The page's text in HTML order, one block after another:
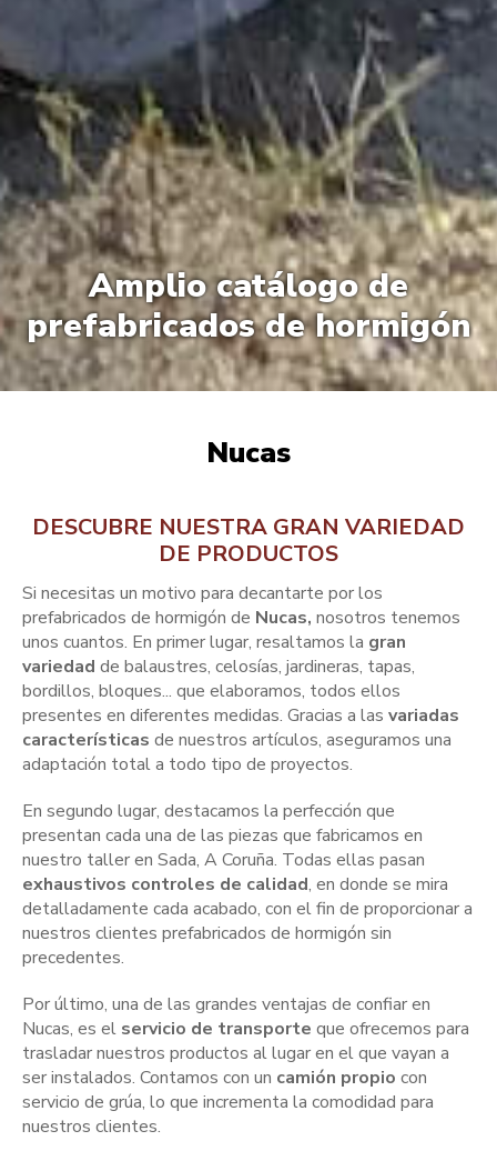
Amplio catálogo de
prefabricados de hormigón
Nucas
DESCUBRE NUESTRA GRAN VARIEDAD
DE PRODUCTOS
Si necesitas un motivo para decantarte por los
prefabricados de hormigón de Nucas, nosotros tenemos
unos cuantos. En primer lugar, resaltamos la gran
variedad de balaustres, celosías, jardineras, tapas,
bordillos, bloques... que elaboramos, todos ellos
presentes en diferentes medidas. Gracias a las variadas
características de nuestros artículos, aseguramos una
adaptación total a todo tipo de proyectos.
En segundo lugar, destacamos la perfección que
presentan cada una de las piezas que fabricamos en
nuestro taller en Sada, A Coruña. Todas ellas pasan
exhaustivos controles de calidad, en donde se mira
detalladamente cada acabado, con el fin de proporcionar a
nuestros clientes prefabricados de hormigón sin
precedentes.
Por último, una de las grandes ventajas de confiar en
Nucas, es el servicio de transporte que ofrecemos para
trasladar nuestros productos al lugar en el que vayan a
ser instalados. Contamos con un camión propio con
servicio de grúa, lo que incrementa la comodidad para
nuestros clientes.